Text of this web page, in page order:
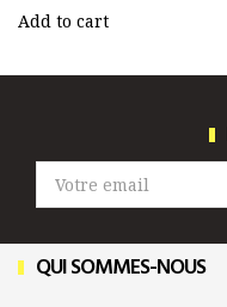
Add to cart
QUI SOMMES-NOUS